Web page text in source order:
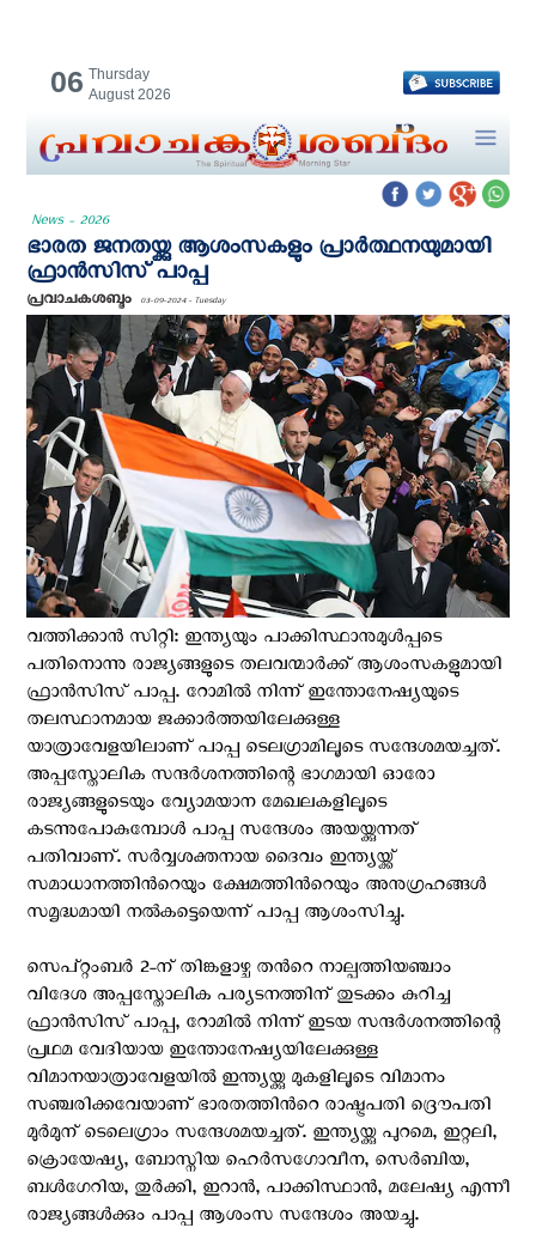
06 Thursday
August 2026
News - 2026
ഭാരത ജനതയ്ക്കു ആശംസകളും പ്രാർത്ഥനയുമായി
ഫ്രാന്‍സിസ് പാപ്പ
പ്രവാചകശബ്ദം 03-09-2024 - Tuesday
വത്തിക്കാന്‍ സിറ്റി: ഇന്ത്യയും പാക്കിസ്ഥാനുമുൾപ്പടെ
പതിനൊന്നു രാജ്യങ്ങളുടെ തലവന്മാർക്ക് ആശംസകളുമായി
ഫ്രാന്‍സിസ് പാപ്പ. റോമിൽ നിന്ന് ഇന്തോനേഷ്യയുടെ
തലസ്ഥാനമായ ജക്കാർത്തയിലേക്കുള്ള
യാത്രാവേളയിലാണ് പാപ്പ ടെലഗ്രാമിലൂടെ സന്ദേശമയച്ചത്.
അപ്പസ്തോലിക സന്ദര്‍ശനത്തിന്റെ ഭാഗമായി ഓരോ
രാജ്യങ്ങളുടെയും വ്യോമയാന മേഖലകളിലൂടെ
കടന്നുപോകുമ്പോള്‍ പാപ്പ സന്ദേശം അയയ്ക്കുന്നത്
പതിവാണ്. സർവ്വശക്തനായ ദൈവം ഇന്ത്യയ്ക്ക്
സമാധാനത്തിൻറെയും ക്ഷേമത്തിൻറെയും അനുഗ്രഹങ്ങൾ
സമൃദ്ധമായി നൽകട്ടെയെന്ന് പാപ്പ ആശംസിച്ചു.
സെപ്റ്റംബർ 2-ന് തിങ്കളാഴ്ച തൻറെ നാല്പത്തിയഞ്ചാം
വിദേശ അപ്പസ്തോലിക പര്യടനത്തിന് തുടക്കം കുറിച്ച
ഫ്രാൻസിസ് പാപ്പ, റോമിൽ നിന്ന് ഇടയ സന്ദർശനത്തിന്റെ
പ്രഥമ വേദിയായ ഇന്തോനേഷ്യയിലേക്കുള്ള
വിമാനയാത്രാവേളയിൽ ഇന്ത്യയ്ക്കു മുകളിലൂടെ വിമാനം
സഞ്ചരിക്കവേയാണ് ഭാരതത്തിൻറെ രാഷ്ട്രപതി ദ്രൌപതി
മുർമുന് ടെലെഗ്രാം സന്ദേശമയച്ചത്. ഇന്ത്യയ്ക്കു പുറമെ, ഇറ്റലി,
ക്രൊയേഷ്യ, ബോസ്നിയ ഹെർസഗോവീന, സെർബിയ,
ബൾഗേറിയ, തുർക്കി, ഇറാൻ, പാക്കിസ്ഥാൻ, മലേഷ്യ എന്നീ
രാജ്യങ്ങള്‍ക്കും പാപ്പ ആശംസ സന്ദേശം അയച്ചു.